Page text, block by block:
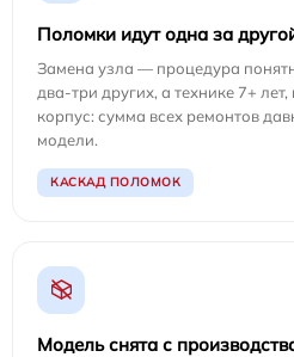
Поломки идут одна за
Замена узла — процедура
два-три других, а технике 7+
корпус: сумма всех ремонтов
модели.
КАСКАД ПОЛОМОК
Модель снята с